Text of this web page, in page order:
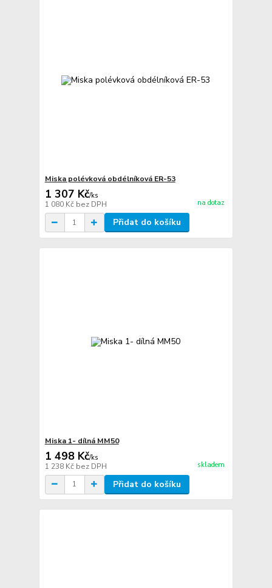
Miska polévková obdélníková ER-53
1 307 Kč/ks
1 080 Kč bez DPH na dotaz
Přidat do košíku
Miska 1- dílná MM50
1 498 Kč/ks
1 238 Kč bez DPH skladem
Přidat do košíku